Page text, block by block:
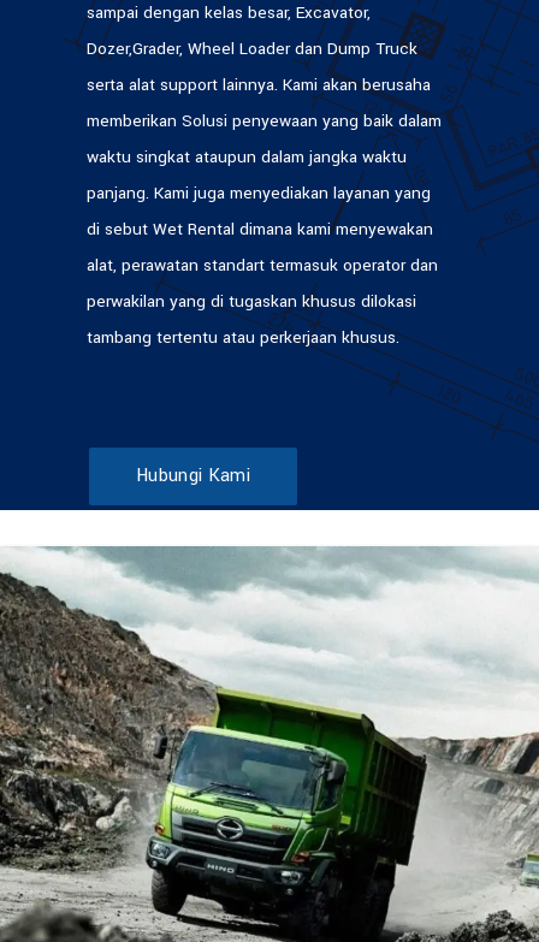
sampai dengan kelas besar, Excavator,
Dozer,Grader, Wheel Loader dan Dump Truck
serta alat support lainnya. Kami akan berusaha
memberikan Solusi penyewaan yang baik dalam
waktu singkat ataupun dalam jangka waktu
panjang. Kami juga menyediakan layanan yang
di sebut Wet Rental dimana kami menyewakan
alat, perawatan standart termasuk operator dan
perwakilan yang di tugaskan khusus dilokasi
tambang tertentu atau perkerjaan khusus.
Hubungi Kami
DUMP TRUCK TOOLS
HINO FM 285 JD – Euro2
Find Out More